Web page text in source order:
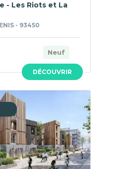
DÉCOUVRIR
- Les Riots et La
- 93450
Neuf